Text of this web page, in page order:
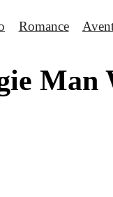
Romance
Man